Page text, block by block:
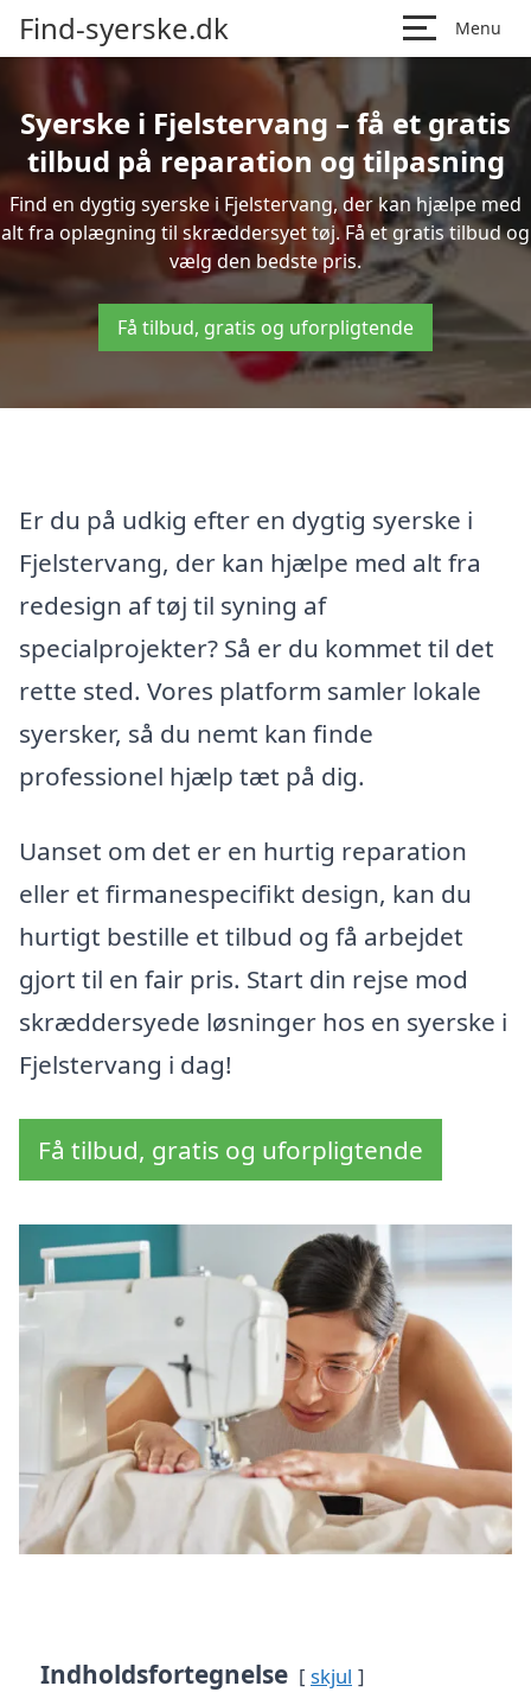
Find-syerske.dk Menu
Syerske i Fjelstervang – få et gratis
tilbud på reparation og tilpasning
Find en dygtig syerske i Fjelstervang, der kan hjælpe med
alt fra oplægning til skræddersyet tøj. Få et gratis tilbud og
vælg den bedste pris.
Få tilbud, gratis og uforpligtende
Er du på udkig efter en dygtig syerske i
Fjelstervang, der kan hjælpe med alt fra
redesign af tøj til syning af
specialprojekter? Så er du kommet til det
rette sted. Vores platform samler lokale
syersker, så du nemt kan finde
professionel hjælp tæt på dig.
Uanset om det er en hurtig reparation
eller et firmanespecifikt design, kan du
hurtigt bestille et tilbud og få arbejdet
gjort til en fair pris. Start din rejse mod
skræddersyede løsninger hos en syerske i
Fjelstervang i dag!
Få tilbud, gratis og uforpligtende
Indholdsfortegnelse skjul